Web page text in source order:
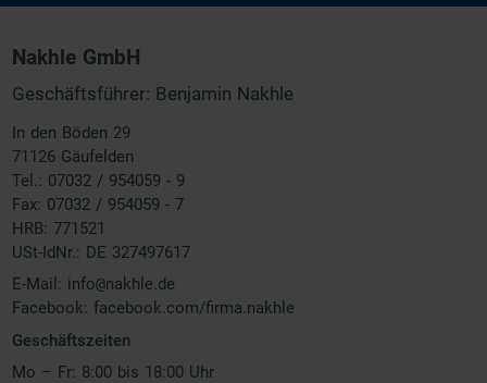
Nakhle GmbH
Geschäftsführer: Benjamin Nakhle
In den Böden 29
71126 Gäufelden
Tel.: 07032 / 954059 - 9
Fax: 07032 / 954059 - 7
HRB: 771521
USt-IdNr.: DE 327497617
E-Mail: info@nakhle.de
Facebook:facebook.com/firma.nakhle
Geschäftszeiten
Mo – Fr: 8:00 bis 18:00 Uhr